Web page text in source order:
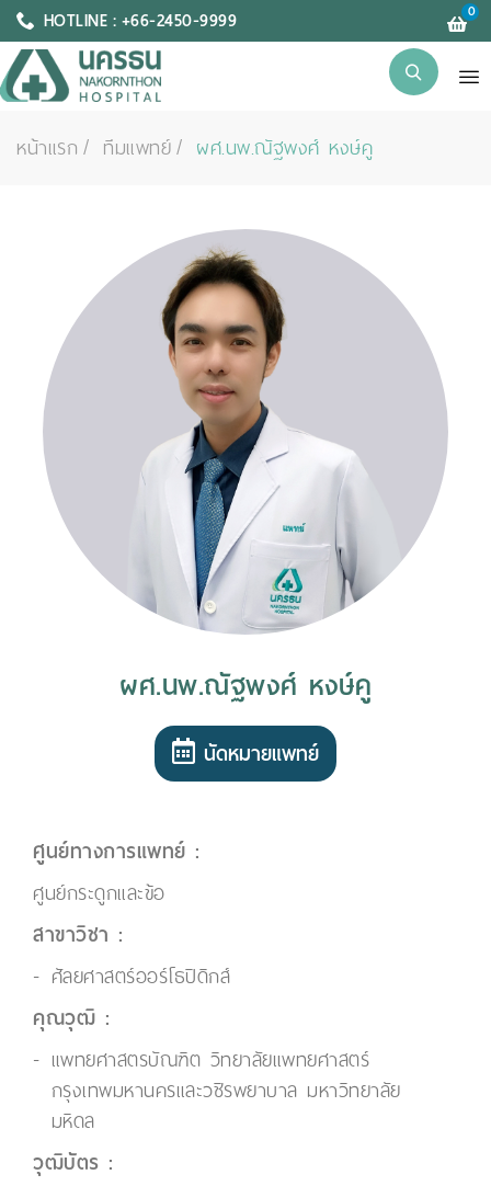
HOTLINE : +66-2450-9999 0
หน้าแรก ทีมแพทย์ ผศ.นพ.ณัฐพงศ์ หงษ์คู
ผศ.นพ.ณัฐพงศ์ หงษ์คู
นัดหมายแพทย์
ศูนย์ทางการแพทย์ :
ศูนย์กระดูกและข้อ
สาขาวิชา :
ศัลยศาสตร์ออร์โธปิดิกส์
คุณวุฒิ :
แพทยศาสตรบัณฑิต วิทยาลัยแพทยศาสตร์
กรุงเทพมหานครและวชิรพยาบาล มหาวิทยาลัย
มหิดล
วุฒิบัตร :